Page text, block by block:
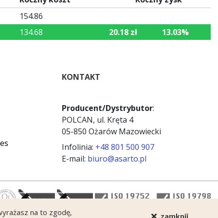
154.86
134.68 20.18 zł 13.03%
KONTAKT
Producent/Dystrybutor:
POLCAN, ul. Kręta 4
05-850 Ożarów Mazowiecki
Infolinia: +48 801 500 907
E-mail: biuro@asarto.pl
na to zgodę,
zamknij